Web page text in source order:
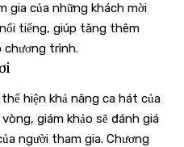
gia của những khách mời
tiếng, giúp tăng thêm
chương trình.
hiện khả năng ca hát của
giám khảo sẽ đánh giá
người tham gia. Chương